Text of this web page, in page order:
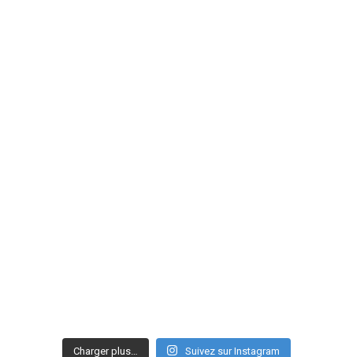
Charger plus… Suivez sur Instagram